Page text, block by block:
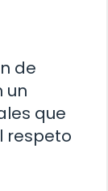
de
un
que
respeto